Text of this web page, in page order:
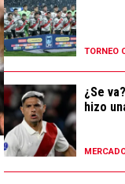
TORNEO
¿Se
hizo